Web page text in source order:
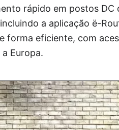
rápido em postos DC
a aplicação ë-
forma eficiente, com
Europa.